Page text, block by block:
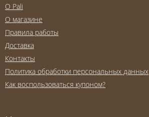
O Pali
О магазине
Правила работы
Доставка
Контакты
Политика обработки персональных данных
Как воспользоваться купоном?